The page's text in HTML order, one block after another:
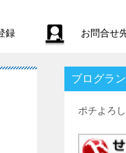
録 お問合せ
ブログラ
ポチよろ